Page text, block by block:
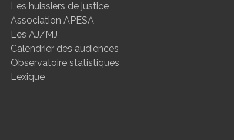
Les huissiers de justice
Association APESA
Les AJ/MJ
Calendrier des audiences
Observatoire statistiques
Lexique